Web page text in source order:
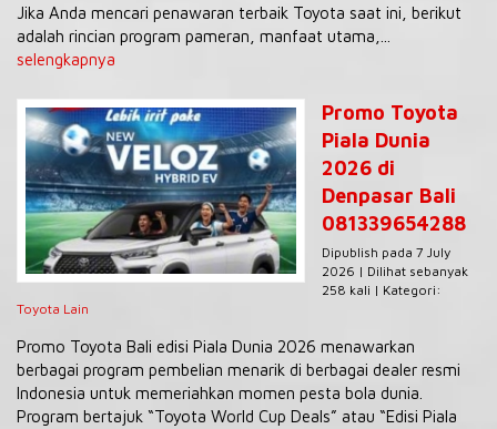
Jika Anda mencari penawaran terbaik Toyota saat ini, berikut
adalah rincian program pameran, manfaat utama,...
selengkapnya
Promo Toyota
Piala Dunia
2026 di
Denpasar Bali
081339654288
Dipublish pada 7 July
2026 | Dilihat sebanyak
258 kali | Kategori:
Toyota Lain
Promo Toyota Bali edisi Piala Dunia 2026 menawarkan
berbagai program pembelian menarik di berbagai dealer resmi
Indonesia untuk memeriahkan momen pesta bola dunia.
Program bertajuk “Toyota World Cup Deals” atau “Edisi Piala